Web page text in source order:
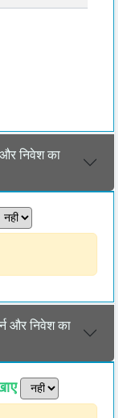
निवेश का
और निवेश का